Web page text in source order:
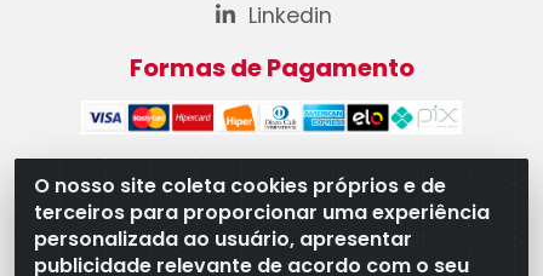
O nosso site coleta cookies próprios e de
terceiros para proporcionar uma experiência
personalizada ao usuário, apresentar
publicidade relevante de acordo com o seu
Linkedin
Formas de Pagamento
WB Componentes Automotivos LTDA - CNPJ
08.528.393/0001-12 - Rua do Níquel, 667 - Parque
Oeste Industrial, Goiânia/GO - CEP 74375-660